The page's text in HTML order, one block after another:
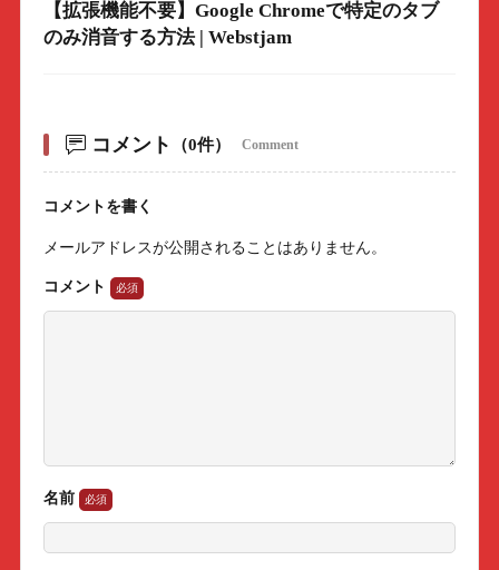
【拡張機能不要】Google Chromeで特定のタブ
のみ消音する方法 | Webstjam
コメント （0件） Comment
コメントを書く
メールアドレスが公開されることはありません。
コメント
名前